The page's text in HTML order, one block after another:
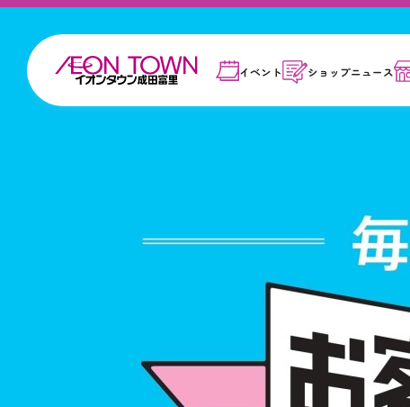
イベント ショップニュース